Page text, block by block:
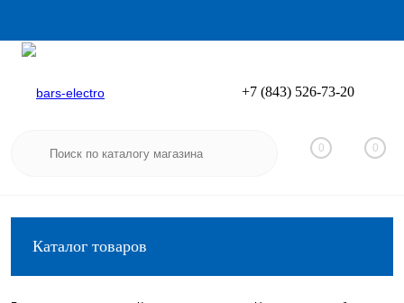
Вход
+7 (843) 526-73-20
0 0
Каталог товаров